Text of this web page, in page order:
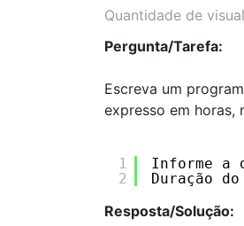
Quantidade de
Pergunta/Tarefa:
Escreva um
expresso em horas,
1
2
Informe a
Duração
Resposta/Solução: